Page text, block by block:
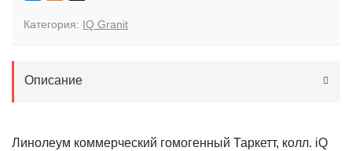
Категория: IQ Granit
Описание
Линолеум коммерческий гомогенный Таркетт, колл. iQ